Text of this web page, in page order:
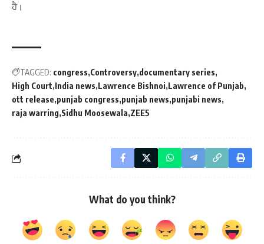
ਹੈ।
TAGGED: congress Controversy documentary series
High Court India news Lawrence Bishnoi Lawrence of Punjab
ott release punjab congress punjab news punjabi news
raja warring Sidhu Moosewala ZEE5
What do you think?